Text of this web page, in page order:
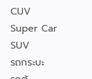
CUV
Super Car
SUV
รถกระบะ